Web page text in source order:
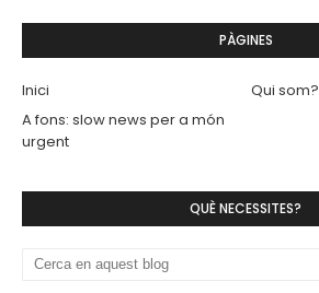
PÀGINES
Inici
Qui som?
A fons: slow news per a món
urgent
QUÈ NECESSITES?